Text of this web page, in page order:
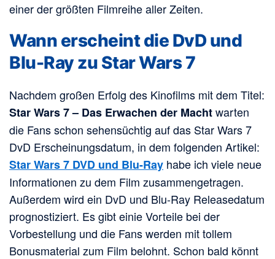
einer der größten Filmreihe aller Zeiten.
Wann erscheint die DvD und
Blu-Ray zu Star Wars 7
Nachdem großen Erfolg des Kinofilms mit dem Titel:
Star Wars 7 – Das Erwachen der Machtwarten
die Fans schon sehensüchtig auf das Star Wars 7
DvD Erscheinungsdatum, in dem folgenden Artikel:
Star Wars 7 DVD und Blu-Ray habe ich viele neue
Informationen zu dem Film zusammengetragen.
Außerdem wird ein DvD und Blu-Ray Releasedatum
prognostiziert. Es gibt einie Vorteile bei der
Vorbestellung und die Fans werden mit tollem
Bonusmaterial zum Film belohnt. Schon bald könnt